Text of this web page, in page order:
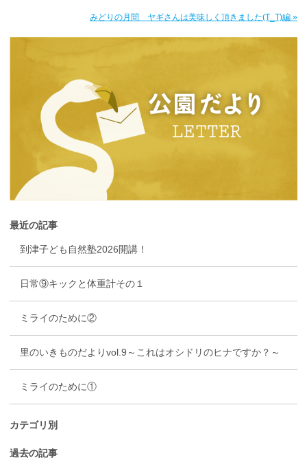
みどりの月間 ヤギさんは美味しく頂きました(T_T)編 »
最近の記事
到津子ども自然塾2026開講！
日常⑨キックと体重計その１
ミライのために②
里のいきものだよりvol.9～これはオシドリのヒナですか？～
ミライのために①
カテゴリ別
過去の記事